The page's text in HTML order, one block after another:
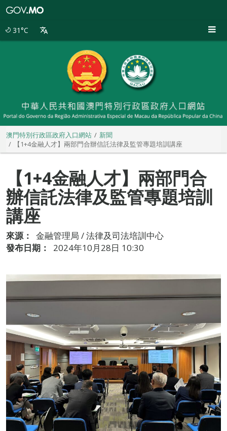
31°C
澳門特別行政區政府入口網站
新聞
【1+4金融人才】兩部門合辦信託法律及監管專題培訓講座
【1+4金融人才】兩部門合
辦信託法律及監管專題培訓
講座
來源：
金融管理局 / 法律及司法培訓中心
發布日期：
2024年10月28日 10:30